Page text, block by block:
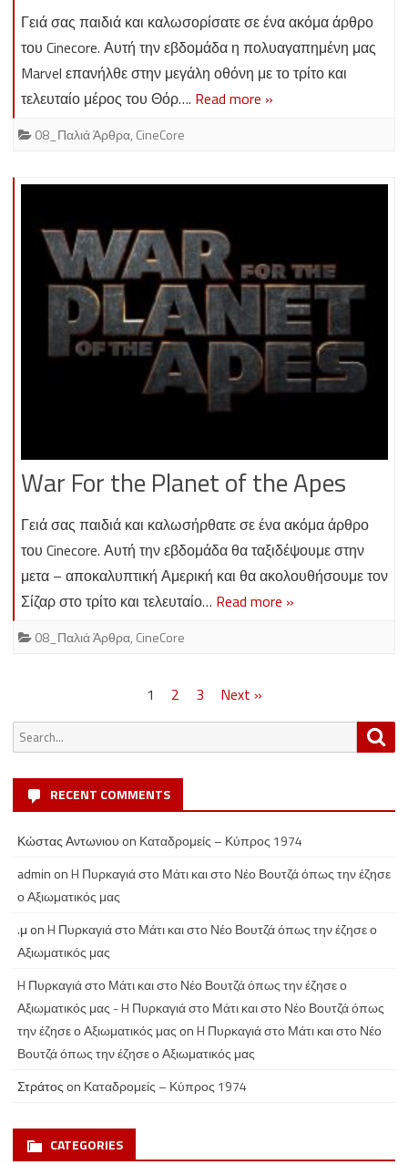
Γειά σας παιδιά και καλωσορίσατε σε ένα ακόμα άρθρο
του Cinecore. Αυτή την εβδομάδα η πολυαγαπημένη μας
Marvel επανήλθε στην μεγάλη οθόνη με το τρίτο και
τελευταίο μέρος του Θόρ…. Read more »
08_Παλιά Άρθρα, CineCore
War For the Planet of the Apes
Γειά σας παιδιά και καλωσήρθατε σε ένα ακόμα άρθρο
του Cinecore. Αυτή την εβδομάδα θα ταξιδέψουμε στην
μετα – αποκαλυπτική Αμερική και θα ακολουθήσουμε τον
Σίζαρ στο τρίτο και τελευταίο… Read more »
08_Παλιά Άρθρα, CineCore
pagination
1 2 3 Next »
Search
for:
RECENT COMMENTS
Κώστας Αντωνιου on Καταδρομείς – Κύπρος 1974
admin onH Πυρκαγιά στο Μάτι και στο Νέο Βουτζά όπως την έζησε
ο Αξιωματικός μας
.μ onH Πυρκαγιά στο Μάτι και στο Νέο Βουτζά όπως την έζησε ο
Αξιωματικός μας
H Πυρκαγιά στο Μάτι και στο Νέο Βουτζά όπως την έζησε ο
Αξιωματικός μας - H Πυρκαγιά στο Μάτι και στο Νέο Βουτζά όπως
την έζησε ο Αξιωματικός μας onH Πυρκαγιά στο Μάτι και στο Νέο
Βουτζά όπως την έζησε ο Αξιωματικός μας
Στράτος on Καταδρομείς – Κύπρος 1974
CATEGORIES